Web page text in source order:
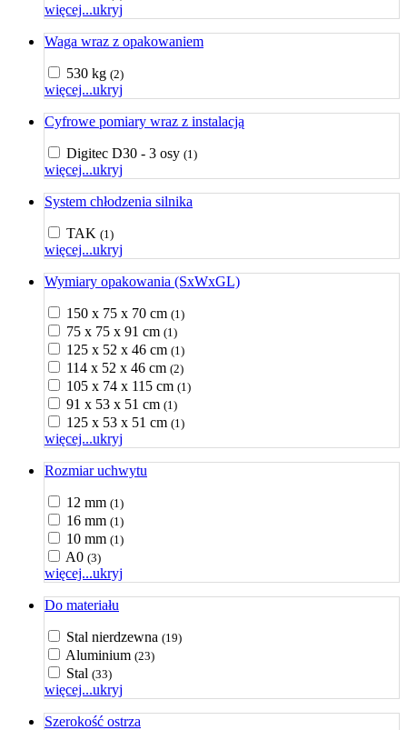
więcej...ukryj
Waga wraz z opakowaniem
530 kg (2)
więcej...ukryj
Cyfrowe pomiary wraz z instalacją
Digitec D30 - 3 osy (1)
więcej...ukryj
System chłodzenia silnika
TAK (1)
więcej...ukryj
Wymiary opakowania (SxWxGL)
150 x 75 x 70 cm (1)
75 x 75 x 91 cm (1)
125 x 52 x 46 cm (1)
114 x 52 x 46 cm (2)
105 x 74 x 115 cm (1)
91 x 53 x 51 cm (1)
125 x 53 x 51 cm (1)
więcej...ukryj
Rozmiar uchwytu
12 mm (1)
16 mm (1)
10 mm (1)
A0 (3)
więcej...ukryj
Do materiału
Stal nierdzewna (19)
Aluminium (23)
Stal (33)
więcej...ukryj
Szerokość ostrza